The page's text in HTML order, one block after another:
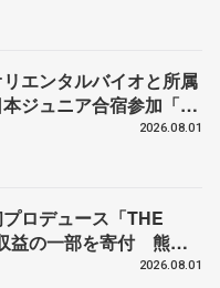
エンタルバイオと所属
ジュニア合宿参加「結
ないと」 講師はジェー
2026.08.01
ロデュース「THE
益の一部を寄付 熊本
援
2026.08.01